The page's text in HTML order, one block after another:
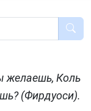
желаешь, Коль
(Фирдуоси).